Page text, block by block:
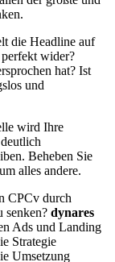
die Headline auf
wider?
hat? Ist
und
wird Ihre
Beheben Sie
alles andere.
CPCv durch
senken? dynares
Ads und Landing
Strategie
Umsetzung